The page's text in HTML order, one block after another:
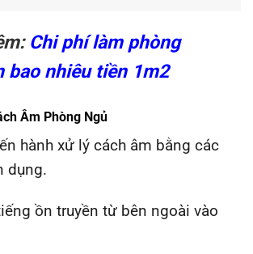
Chi phí làm phòng
bao nhiêu tiền 1m2
Âm Phòng Ngủ
hành xử lý cách âm bằng các
dụng.
ồn truyền từ bên ngoài vào